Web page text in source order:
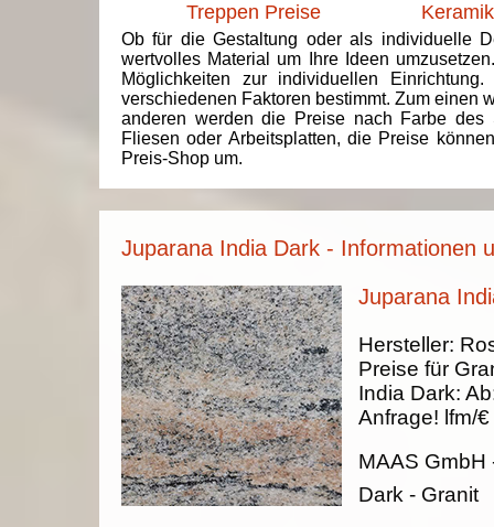
Treppen Preise
Ob für die Gestaltung oder als individuelle
wertvolles Material um Ihre Ideen
Möglichkeiten zur individuellen
verschiedenen Faktoren bestimmt. Zum einen
anderen werden die Preise nach Farbe des
Fliesen oder Arbeitsplatten, die Preise
Preis-Shop um.
Juparana India Dark - Informationen
Juparana
Hersteller:
Preise für
India Dark:
Anfrage! lfm/€
MAAS GmbH
Dark - Granit